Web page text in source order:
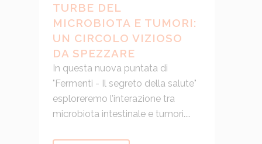
TURBE DEL
MICROBIOTA E TUMORI:
UN CIRCOLO VIZIOSO
DA SPEZZARE
In questa nuova puntata di
"Fermenti - Il segreto della salute"
esploreremo l’interazione tra
microbiota intestinale e tumori....